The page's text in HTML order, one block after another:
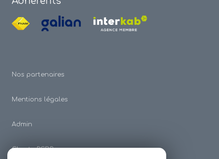
Nos partenaires
Mentions légales
Admin
Charte RGDP